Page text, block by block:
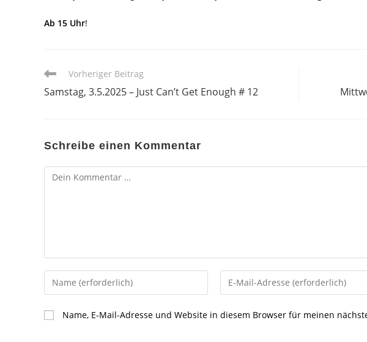
Ab 15 Uhr!
Weitere
ansehen
Vorheriger Beitrag
Samstag, 3.5.2025 – Just Can’t Get Enough # 12
Schreibe einen Kommentar
Kommentar
Gib
deinen
Namen
oder
Gib
deine
Name, E-Mail-Adresse und Website in diesem Browser für meinen